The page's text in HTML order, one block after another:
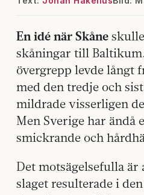
En idé när Skåne
skåningar till
övergrepp levde långt
med den tredje och
mildrade visserligen
Men Sverige har ändå
smickrande och
Det motsägelsefulla
slaget resulterade i